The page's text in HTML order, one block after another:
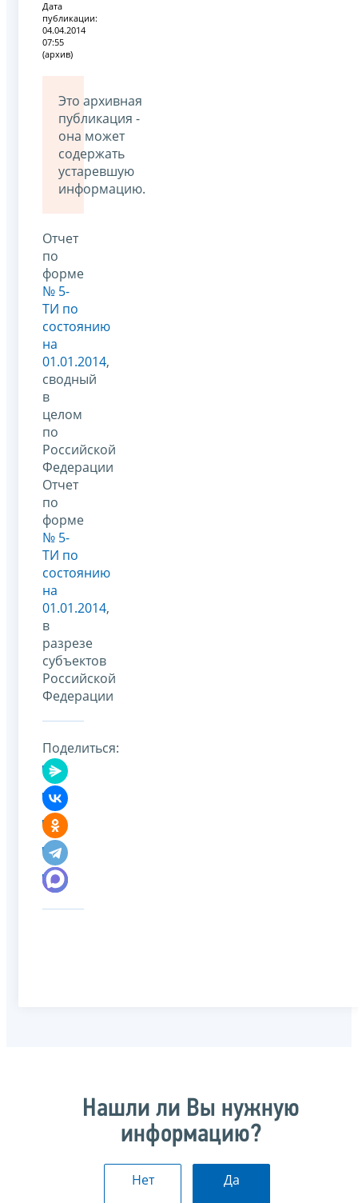
Дата
публикации:
04.04.2014
07:55
(архив)
Это архивная
публикация -
она может
содержать
устаревшую
информацию.
Отчет
по
форме
№ 5-
ТИ по
состоянию
на
01.01.2014,
сводный
в
целом
по
Российской
Федерации
Отчет
по
форме
№ 5-
ТИ по
состоянию
на
01.01.2014,
в
разрезе
субъектов
Российской
Федерации
Поделиться:
Нашли ли Вы нужную
информацию?
Нет Да